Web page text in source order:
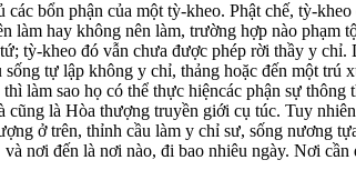
bổn phận của một tỳ-kheo. Phật chế, tỳ-
làm hay không nên làm, trường hợp nào
tỳ-kheo đó vẫn chưa được phép rời thầy y
tự lập không y chỉ, thảng hoặc đến một
làm sao họ có thể thực hiệncác phận sự
là Hòa thượng truyền giới cụ túc. Tuy
ở trên, thỉnh cầu làm y chỉ sư, sống nương
nơi đến là nơi nào, đi bao nhiêu ngày. Nơi